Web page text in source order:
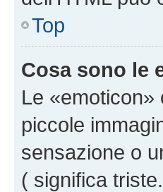
Top
Cosa sono le
Le
piccole
sensazione o
( significa